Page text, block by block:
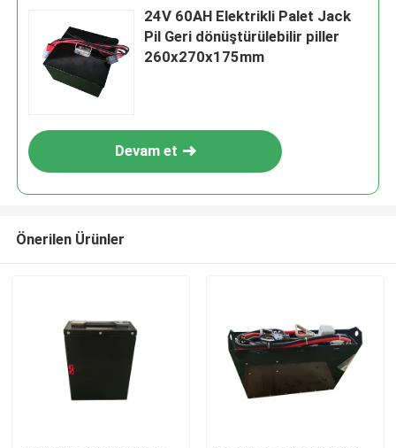
24V 60AH Elektrikli Palet Jack
Pil Geri dönüştürülebilir piller
260x270x175mm
Devam et
Önerilen Ürünler